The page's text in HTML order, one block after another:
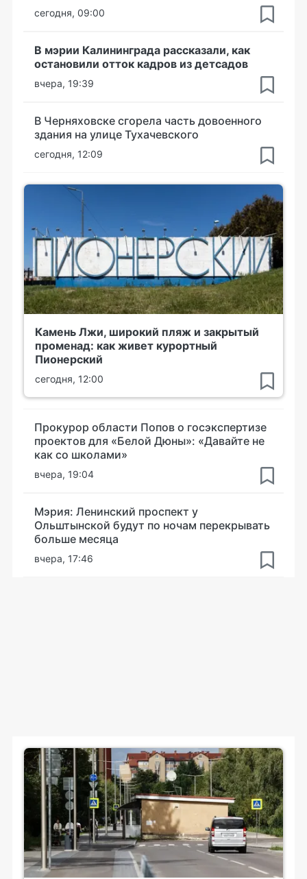
сегодня, 09:00
В мэрии Калининграда рассказали, как
остановили отток кадров из детсадов
вчера, 19:39
В Черняховске сгорела часть довоенного
здания на улице Тухачевского
сегодня, 12:09
Камень Лжи, широкий пляж и закрытый
променад: как живет курортный
Пионерский
сегодня, 12:00
Прокурор области Попов о госэкспертизе
проектов для «Белой Дюны»: «Давайте не
как со школами»
вчера, 19:04
Мэрия: Ленинский проспект у
Ольштынской будут по ночам перекрывать
больше месяца
вчера, 17:46